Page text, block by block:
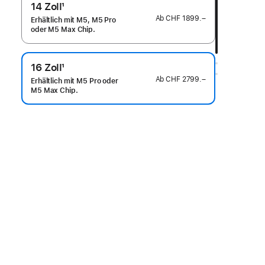
14 Zoll
Fußnote
1
Erhältlich mit M5, M5 Pro
oder M5 Max Chip.
AbCHF 1899.–
16 Zoll
Fußnote
1
Erhältlich mit M5 Pro oder
M5 Max Chip.
AbCHF 2799.–